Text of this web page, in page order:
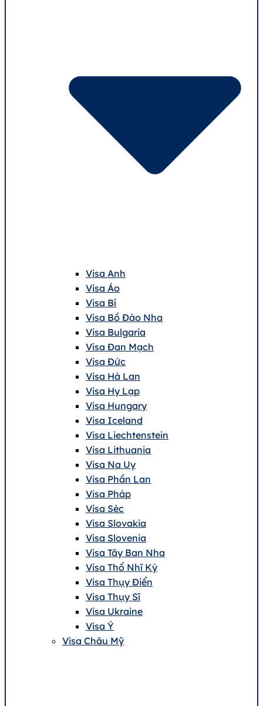
Visa Anh
Visa Áo
Visa Bỉ
Visa Bồ Đào Nha
Visa Bulgaria
Visa Đan Mạch
Visa Đức
Visa Hà Lan
Visa Hy Lạp
Visa Hungary
Visa Iceland
Visa Liechtenstein
Visa Lithuania
Visa Na Uy
Visa Phần Lan
Visa Pháp
Visa Séc
Visa Slovakia
Visa Slovenia
Visa Tây Ban Nha
Visa Thổ Nhĩ Kỳ
Visa Thụy Điển
Visa Thụy Sĩ
Visa Ukraine
Visa Ý
Visa Châu Mỹ